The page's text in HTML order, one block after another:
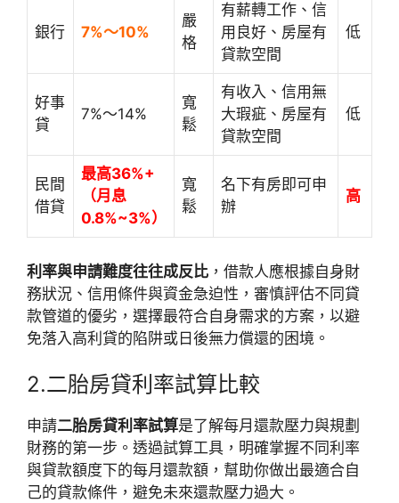
銀行 7%～10%
嚴
格
有薪轉工作、信
用良好、房屋有
貸款空間
低
好事
貸
7%～14%
寬
鬆
有收入、信用無
大瑕疵、房屋有
貸款空間
低
民間
借貸
最高36%+
（月息
0.8%~3%）
寬
鬆
名下有房即可申
辦
高
利率與申請難度往往成反比 ，借款人應根據自身財
務狀況、信用條件與資金急迫性，審慎評估不同貸
款管道的優劣，選擇最符合自身需求的方案，以避
免落入高利貸的陷阱或日後無力償還的困境。
2.二胎房貸利率試算比較
申請二胎房貸利率試算是了解每月還款壓力與規劃
財務的第一步。透過試算工具，明確掌握不同利率
與貸款額度下的每月還款額，幫助你做出最適合自
己的貸款條件，避免未來還款壓力過大。